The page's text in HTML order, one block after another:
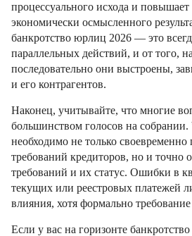
процессуального исхода и повышает
экономически осмысленного
банкротство юрлиц 2026 — это
параллельных действий, и от того,
последовательно они выстроены,
и его контрагентов.
Наконец, учитывайте, что многие
большинством голосов на
необходимо не только своевременно
требований кредиторов, но и точно
требований и их статус. Ошибки в
текущих или реестровых платежей
влияния, хотя формально
Если у вас на горизонте